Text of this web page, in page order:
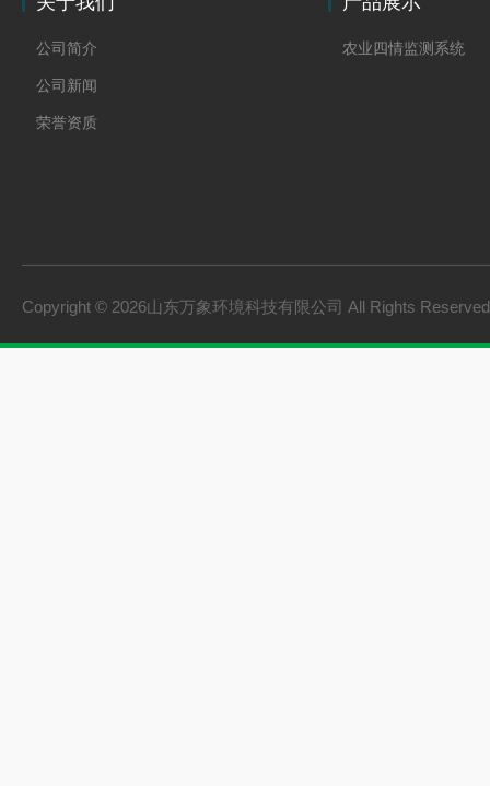
公司简介
公司新闻
荣誉资质
农业四情监测系统
Copyright © 2026山东万象环境科技有限公司 All Rights